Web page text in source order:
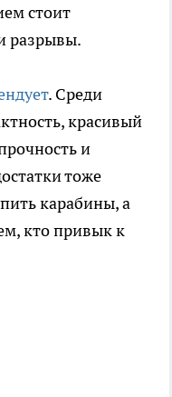
стоит
разрывы.
. Среди
красивый
и
тоже
карабины, а
кто привык к